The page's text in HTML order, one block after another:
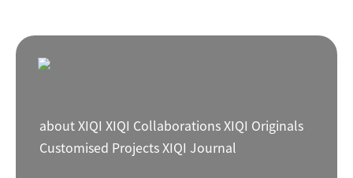
about XIQI XIQI CollaborationsXIQI Originals
Customised ProjectsXIQI Journal